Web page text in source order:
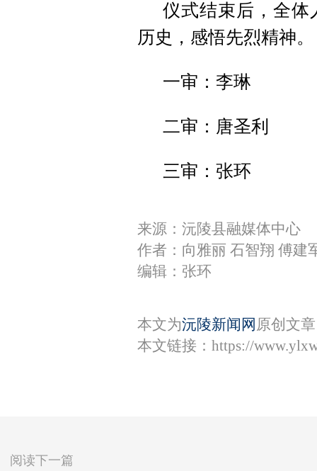
仪式结束后，全体
历史，感悟先烈精神。
一审：李琳
二审：唐圣利
三审：张环
来源：沅陵县融媒体中心
作者：向雅丽 石智翔 傅建
编辑：张环
本文为沅陵新闻网 原创文
本文链接： https://
阅读下一篇